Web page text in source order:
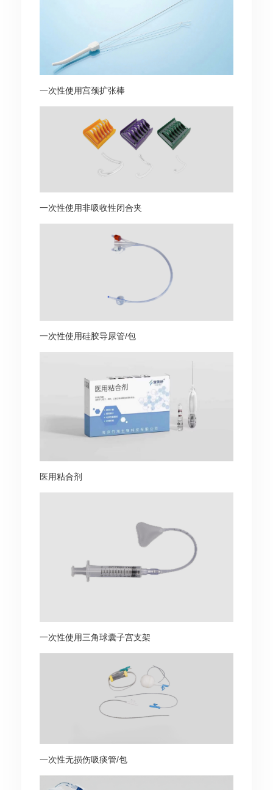
一次性使用宫颈扩张棒
一次性使用非吸收性闭合夹
一次性使用硅胶导尿管/包
医用粘合剂
一次性使用三角球囊子宫支架
一次性无损伤吸痰管/包